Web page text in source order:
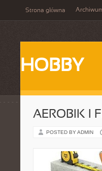
Strona główna
HOBBY
AEROBIK I
POSTED BY ADMIN